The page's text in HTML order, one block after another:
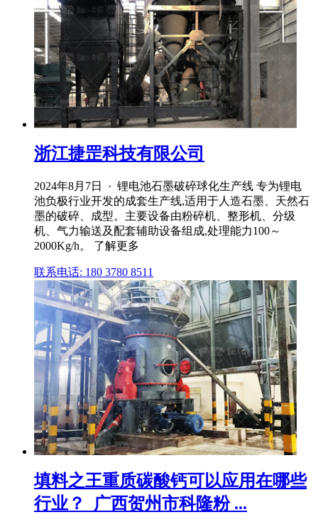
浙江捷罡科技有限公司
2024年8月7日 · 锂电池石墨破碎球化生产线 专为锂电
池负极行业开发的成套生产线,适用于人造石墨、天然石
墨的破碎、成型。主要设备由粉碎机、整形机、分级
机、气力输送及配套辅助设备组成,处理能力100～
2000Kg/h。 了解更多
联系电话: 180 3780 8511
填料之王重质碳酸钙可以应用在哪些
行业？_广西贺州市科隆粉 ...